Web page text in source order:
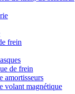
frein
de frein
amortisseurs
volant magnétique